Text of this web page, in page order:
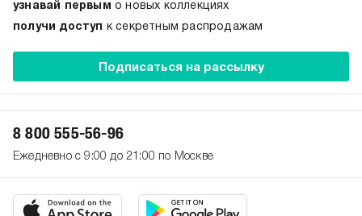
узнавай первым о новых коллекциях
получи доступ к секретным распродажам
Подписаться на рассылку
8 800 555-56-96
Ежедневно с 9:00 до 21:00 по Москве